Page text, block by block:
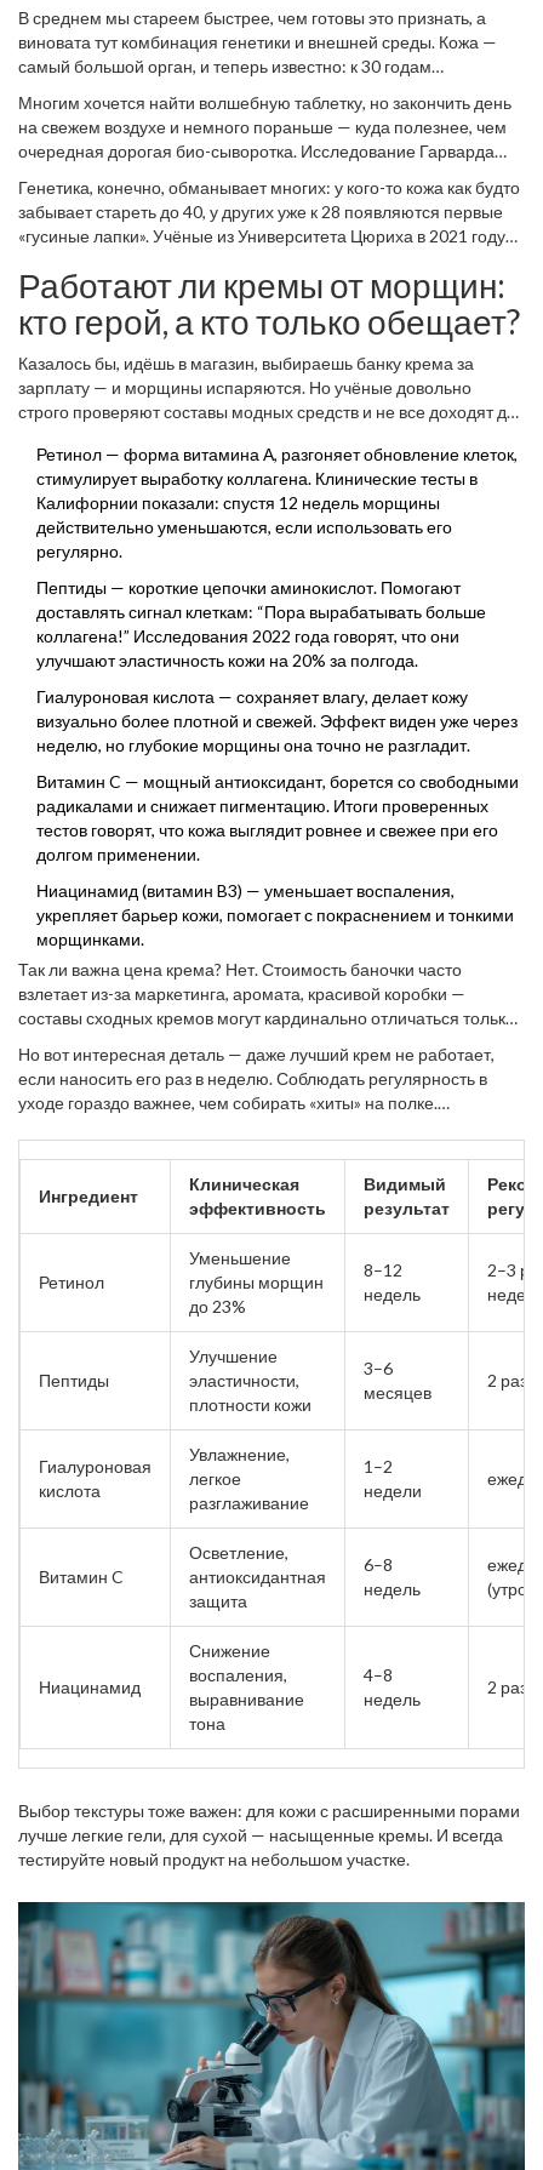
морщины — неотвратимы, как дедлайн в пятницу вечером? За
последние 10 лет рынок антивозрастных средств вырос вдвое, и
теперь там столько модных слов, что можно сойти с ума:
это всё и как реально можно замедлить старение кожи, если ты
обычный человек — вот где вопрос на миллион. Я не
понаслышке знаю, что купить «самый крутой крем от морщин» —
не значит проснуться на 10 лет моложе. Жена, Олеся, уже пять
лет проверяет «антиэйдж-хиты» на себе и мне, поэтому дома у
нас хранятся банки из Франции, Кореи и соседней аптеки. Но
В среднем мы стареем быстрее, чем готовы это признать, а
виновата тут комбинация генетики и внешней среды. Кожа —
самый большой орган, и теперь известно: к 30 годам
эластина (они как арматура в бетоне для упругости). После 25
организму становиться тяжелее защищаться от окислительного
стресса: свободные радикалы разносят молекулярный ураган,
который разрушает ДНК клеток кожи. И дело не только в годах —
ультрафиолет (даже в облачный день), курение, недостаток сна,
сахар, хронический стресс буквально делают морщины глубже.
Многим хочется найти волшебную таблетку, но закончить день
на свежем воздухе и немного пораньше — куда полезнее, чем
очередная дорогая био-сыворотка. Исследование Гарварда
уровне ДНК сильнее, чем гамбургер или стакан вина. Вот
неожиданный факт: морщины бывают «динамические» (от
мимики) и «статические» (от возраста и внешней среды). Если
вы часто щуритесь за рулём или смотрите в телефон лёжа,
морщинки на лбу появятся, даже если вам 27.
Генетика, конечно, обманывает многих: у кого-то кожа как будто
забывает стареть до 40, у других уже к 28 появляются первые
«гусиные лапки». Учёные из Университета Цюриха в 2021 году
кожи, а 70% — внешний образ жизни и уход. Вот тут уже
становятся важными не только кремы, но и привычки: качество
увлажнения, очищения, защиты от солнца, диета и даже
гаджеты (смартфоны, ноутбуки и LED-лампы излучают HEV-
свет, который тоже сушит кожу и усложняет жизнь клеткам
эпидермиса).
Работают ли кремы от морщин:
кто герой, а кто только обещает?
Казалось бы, идёшь в магазин, выбираешь банку крема за
зарплату — и морщины испаряются. Но учёные довольно
строго проверяют составы модных средств и не все доходят до
ингредиентов (и почему они нужны):
Ретинол — форма витамина А, разгоняет обновление клеток,
стимулирует выработку коллагена. Клинические тесты в
Калифорнии показали: спустя 12 недель морщины
действительно уменьшаются, если использовать его
регулярно.
Пептиды — короткие цепочки аминокислот. Помогают
доставлять сигнал клеткам: “Пора вырабатывать больше
коллагена!” Исследования 2022 года говорят, что они
улучшают эластичность кожи на 20% за полгода.
Гиалуроновая кислота — сохраняет влагу, делает кожу
визуально более плотной и свежей. Эффект виден уже через
неделю, но глубокие морщины она точно не разгладит.
Витамин C — мощный антиоксидант, борется со свободными
радикалами и снижает пигментацию. Итоги проверенных
тестов говорят, что кожа выглядит ровнее и свежее при его
долгом применении.
Ниацинамид (витамин B3) — уменьшает воспаления,
укрепляет барьер кожи, помогает с покраснением и тонкими
морщинками.
Так ли важна цена крема? Нет. Стоимость баночки часто
взлетает из-за маркетинга, аромата, красивой коробки —
составы сходных кремов могут кардинально отличаться только
ни ретинола, ни витамина С, ни пептидов — глубокие морщины
не исчезнут.
Но вот интересная деталь — даже лучший крем не работает,
если наносить его раз в неделю. Соблюдать регулярность в
уходе гораздо важнее, чем собирать «хиты» на полке.
лучше использовать лёгкие увлажняющие средства с SPF, а
зимой отдавать приоритет кремам с жирными кислотами и
Ингредиент
Клиническая
эффективность
Видимый
результат
Ретинол
Уменьшение
глубины морщин
до 23%
8–12
недель
2–3
Пептиды
Улучшение
эластичности,
плотности кожи
3–6
месяцев
2 раза
Гиалуроновая
кислота
Увлажнение,
легкое
разглаживание
1–2
недели
Витамин C
Осветление,
антиоксидантная
защита
6–8
недель
(утро)
Ниацинамид
Снижение
воспаления,
выравнивание
тона
4–8
недель
2 раза
Выбор текстуры тоже важен: для кожи с расширенными порами
лучше легкие гели, для сухой — насыщенные кремы. И всегда
тестируйте новый продукт на небольшом участке.